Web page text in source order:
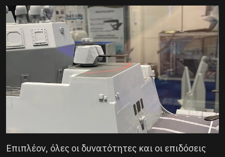
Επιπλέον, όλες οι δυνατότητες και οι επιδόσεις